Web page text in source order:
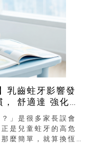
乳齒蛀牙影響發
琺
」是很多家長誤會
是兒童蛀牙的高危
麼簡單，就算換恆